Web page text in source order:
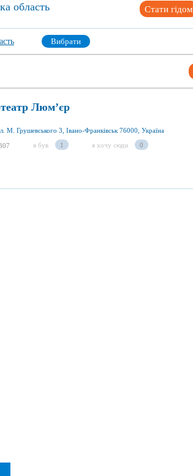
область Стати гідом
Вибрати
Люм’єр
М. Грушевського 3, Івано-Франківськ 76000, Україна
я був 1 я хочу сюди 0